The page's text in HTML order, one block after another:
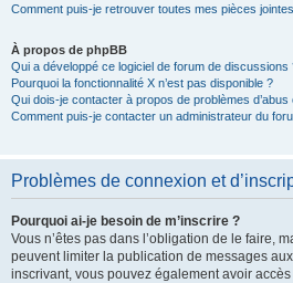
Comment puis-je retrouver toutes mes pièces
À propos de phpBB
Qui a développé ce logiciel de forum de discussions
Pourquoi la fonctionnalité X n’est pas disponible ?
Qui dois-je contacter à propos de problèmes
Comment puis-je contacter un administrateur du
Problèmes de connexion et
Pourquoi ai-je besoin de m’inscrire ?
Vous n’êtes pas dans l’obligation de le faire,
peuvent limiter la publication de messages
inscrivant, vous pouvez également avoir